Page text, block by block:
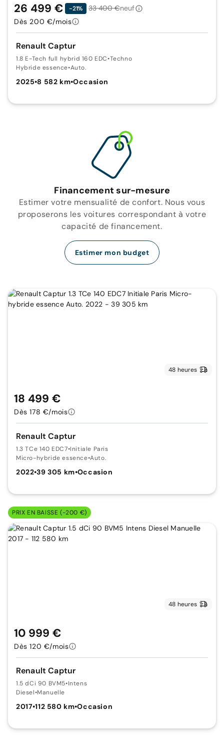
Renault Captur
1.8 E-Tech full hybrid 160 EDC•Techno
Hybride essence•Auto.
2025•8 582 km•Occasion
26 499 € -21% 33 400 €neuf
Dès 200 €/mois
Financement sur-mesure
Estimer votre mensualité de confort. Nous vous
proposerons les voitures correspondant à votre
capacité de financement.
Estimer mon budget
48 heures
Renault Captur
1.3 TCe 140 EDC7•Initiale Paris
Micro-hybride essence•Auto.
2022•39 305 km•Occasion
18 499 €
Dès 178 €/mois
PRIX EN BAISSE (-200 €)
48 heures
Renault Captur
1.5 dCi 90 BVM5•Intens
Diesel•Manuelle
2017•112 580 km•Occasion
10 999 €
Dès 120 €/mois